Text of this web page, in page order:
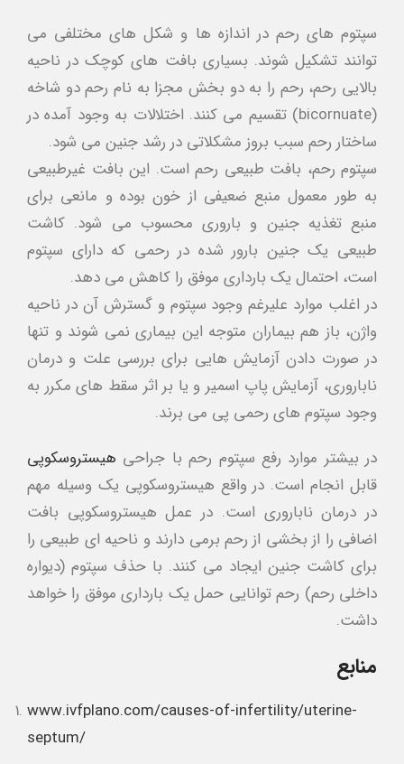
سپتوم های رحم در اندازه ها و شکل های مختلفی می
توانند تشکیل شوند. بسیاری بافت های کوچک در ناحیه
بالایی رحم، رحم را به دو بخش مجزا به نام رحم دو شاخه
(bicornuate) تقسیم می کنند. اختلالات به وجود آمده در
ساختار رحم سبب بروز مشکلاتی در رشد جنین می شود.
سپتوم رحم، بافت طبیعی رحم است. این بافت غیرطبیعی
به طور معمول منبع ضعیفی از خون بوده و مانعی برای
منبع تغذیه جنین و باروری محسوب می شود. کاشت
طبیعی یک جنین بارور شده در رحمی که دارای سپتوم
است، احتمال یک بارداری موفق را کاهش می دهد.
در اغلب موارد علیرغم وجود سپتوم و گسترش آن در ناحیه
واژن، باز هم بیماران متوجه این بیماری نمی شوند و تنها
در صورت دادن آزمایش هایی برای بررسی علت و درمان
ناباروری، آزمایش پاپ اسمیر و یا بر اثر سقط های مکرر به
وجود سپتوم های رحمی پی می برند.
در بیشتر موارد رفع سپتوم رحم با جراحی هیستروسکوپی
قابل انجام است. در واقع هیستروسکوپی یک وسیله مهم
در درمان ناباروری است. در عمل هیستروسکوپی بافت
اضافی را از بخشی از رحم برمی دارند و ناحیه ای طبیعی را
برای کاشت جنین ایجاد می کنند. با حذف سپتوم (دیواره
داخلی رحم) رحم توانایی حمل یک بارداری موفق را خواهد
داشت.
منابع
www.ivfplano.com/causes-of-infertility/uterine-
septum/